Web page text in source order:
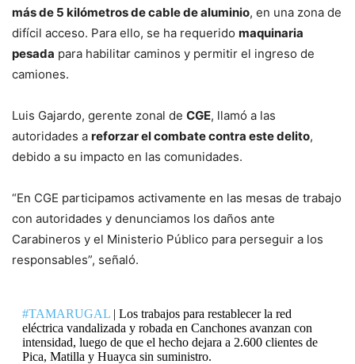
más de 5 kilómetros de cable de aluminio, en una zona de
difícil acceso. Para ello, se ha requerido maquinaria
pesada para habilitar caminos y permitir el ingreso de
camiones.
Luis Gajardo, gerente zonal de CGE, llamó a las
autoridades a reforzar el combate contra este delito,
debido a su impacto en las comunidades.
“En CGE participamos activamente en las mesas de trabajo
con autoridades y denunciamos los daños ante
Carabineros y el Ministerio Público para perseguir a los
responsables”, señaló.
#TAMARUGAL| Los trabajos para restablecer la red
eléctrica vandalizada y robada en Canchones avanzan con
intensidad, luego de que el hecho dejara a 2.600 clientes de
Pica, Matilla y Huayca sin suministro.